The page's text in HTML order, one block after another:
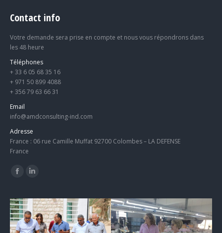
Contact info
Votre demande sera prise en compte et nous vous répondrons dans
les 48 heure
Téléphones
+ 33 6 05 68 35 16
+ 971 50 899 4088
+ 356 79 63 66 31
Email
info@amdconsulting-ind.com
Adresse
France : 06 rue Camille Muffat 92700 Colombes – LA DEFENSE
France
Trouvez nous sur :
Facebook
opens
in
new
LinkedIn
opens
in
new